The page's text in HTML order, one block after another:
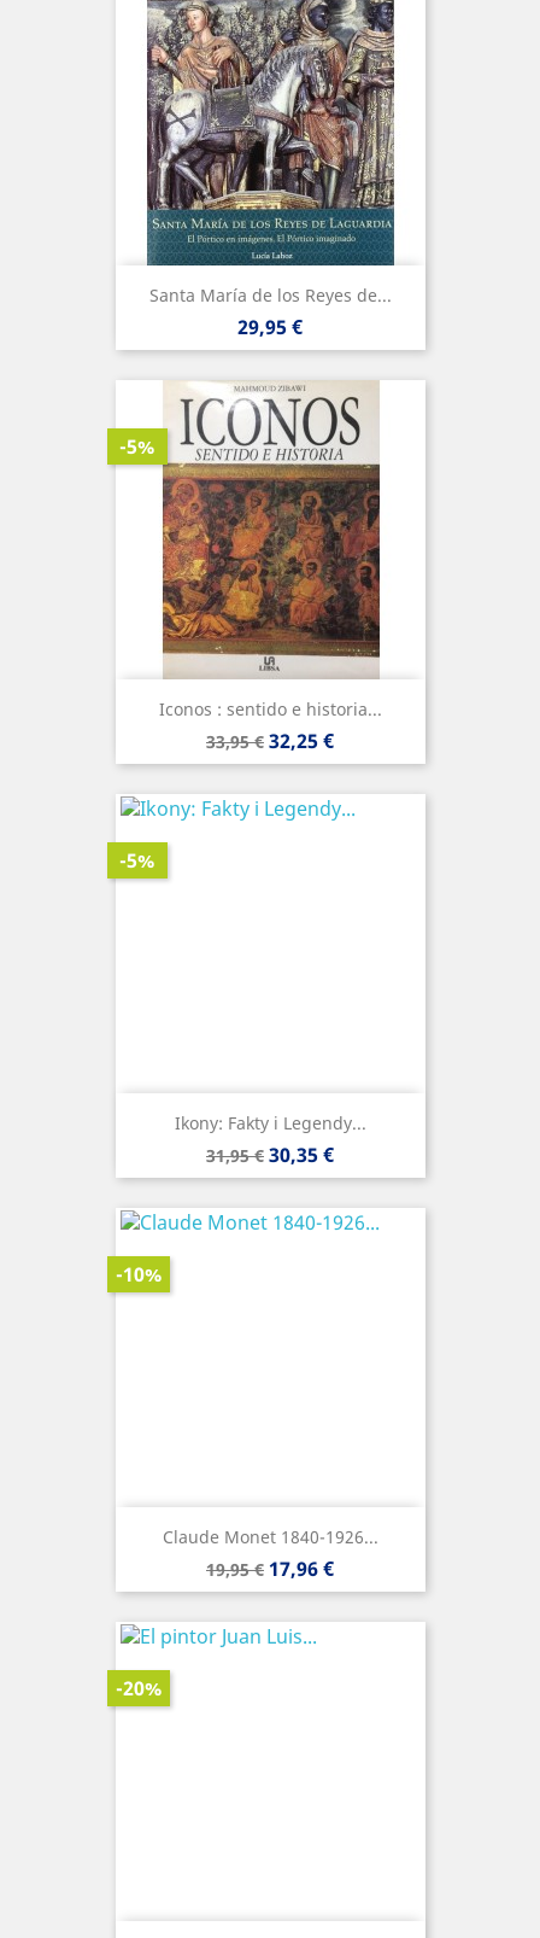
Santa María de los Reyes de...
Precio
29,95 €
Iconos : sentido e historia...
Precio
base
33,95 €
-5%
Precio
32,25 €
Ikony: Fakty i Legendy...
Precio
base
31,95 €
-5%
Precio
30,35 €
Claude Monet 1840-1926...
Precio
base
19,95 €
-10%
Precio
17,96 €
-20%